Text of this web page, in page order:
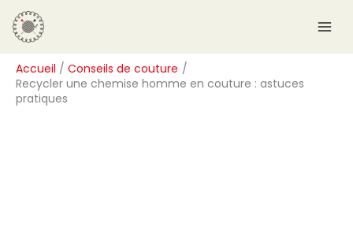
Aller
au
contenu
Accueil
Conseils de couture
Recycler une chemise homme en couture : astuces
pratiques
R
e
c
h
e